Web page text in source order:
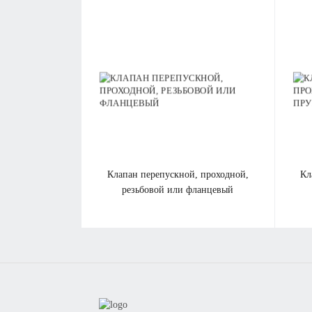
клапан перепускной, проходной,
резьбовой или фланцевый
клапан перепускной, проходной,